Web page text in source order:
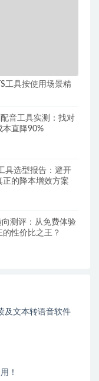
工具按使用场景精
音工具实测：找对
本直降90%
具选型报告：避开
的降本增效方案
测评：从免费体验
性价比之王？
及文本转语音软件
！